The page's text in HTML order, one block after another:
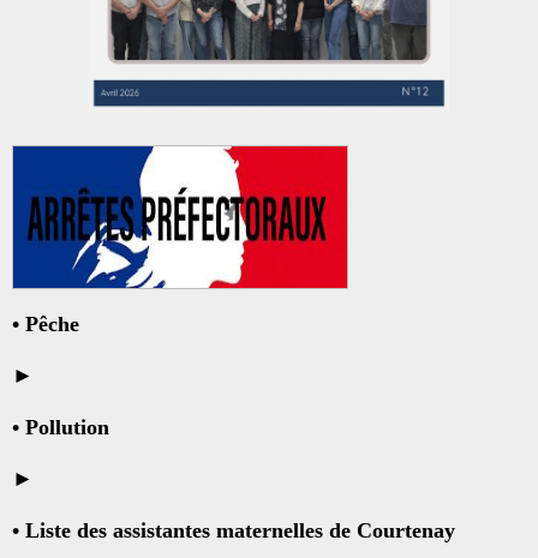
• Pêche
►
• Pollution
►
• Liste des assistantes maternelles de Courtenay